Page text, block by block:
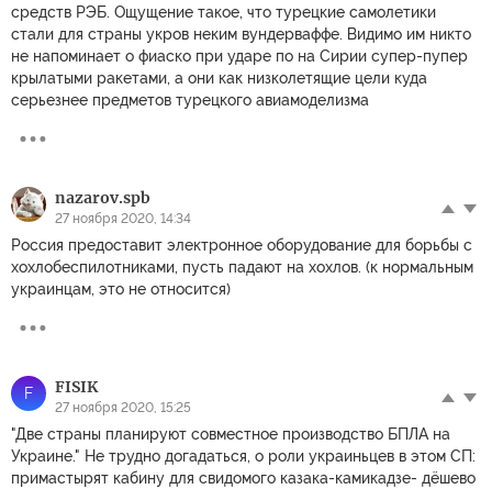
средств РЭБ. Ощущение такое, что турецкие самолетики
стали для страны укров неким вундерваффе. Видимо им никто
не напоминает о фиаско при ударе по на Сирии супер-пупер
крылатыми ракетами, а они как низколетящие цели куда
серьезнее предметов турецкого авиамоделизма
nazarov.spb
27 ноября 2020, 14:34
Россия предоставит электронное оборудование для борьбы с
хохлобеспилотниками, пусть падают на хохлов. (к нормальным
украинцам, это не относится)
F FISIK
27 ноября 2020, 15:25
"Две страны планируют совместное производство БПЛА на
Украине." Не трудно догадаться, о роли украиньцев в этом СП:
примастырят кабину для свидомого казака-камикадзе- дёшево